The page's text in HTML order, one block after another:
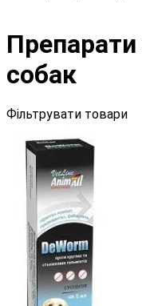
Препарати
собак
Фільтрувати товари